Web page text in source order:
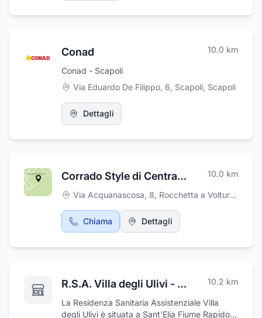
autosufficienza degli ospiti. Divisa in nuclei
servizio pulizie, servizio lavanderia, servizio di
struttura ci saranno le figure professionali
qualificate: Operatore socio sanitario,
nella casa di cura Moricone verrà celebrata la
Santa Messa, l'assistenza religiosa è
sono Giusy Montenero e Toni Spaziano.
Conad 10.0 km
Conad - Scapoli
Via Eduardo De Filippo, 6, Scapoli, Scapoli
Dettagli
Corrado Style di Centracchio Corrado 10.0 km
Via Acquanascosa, 8, Rocchetta a Volturno
Chiama Dettagli
R.S.A. Villa degli Ulivi - Residenza Sanitaria Assistenziale Accreditata 10.2 km
La Residenza Sanitaria Assistenziale Villa
degli Ulivi è situata a Sant'Elia Fiume Rapido,